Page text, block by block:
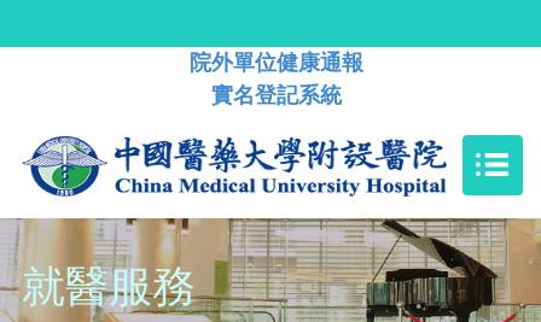
院外單位健康通報
實名登記系統
就醫服務